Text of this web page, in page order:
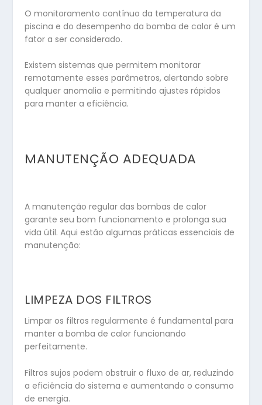
O monitoramento contínuo da temperatura da
piscina e do desempenho da bomba de calor é um
fator a ser considerado.
Existem sistemas que permitem monitorar
remotamente esses parâmetros, alertando sobre
qualquer anomalia e permitindo ajustes rápidos
para manter a eficiência.
MANUTENÇÃO ADEQUADA
A manutenção regular das bombas de calor
garante seu bom funcionamento e prolonga sua
vida útil. Aqui estão algumas práticas essenciais de
manutenção:
LIMPEZA DOS FILTROS
Limpar os filtros regularmente é fundamental para
manter a bomba de calor funcionando
perfeitamente.
Filtros sujos podem obstruir o fluxo de ar, reduzindo
a eficiência do sistema e aumentando o consumo
de energia.